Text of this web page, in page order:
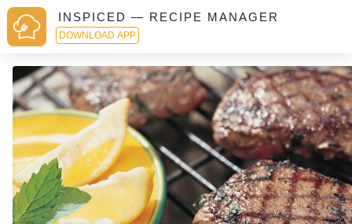
INSPICED — RECIPE MANAGER
DOWNLOAD APP